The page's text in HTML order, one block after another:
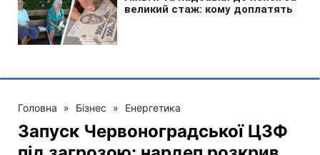
Головна » Бізнес » Енергетика
Запуск Червоноградської ЦЗФ